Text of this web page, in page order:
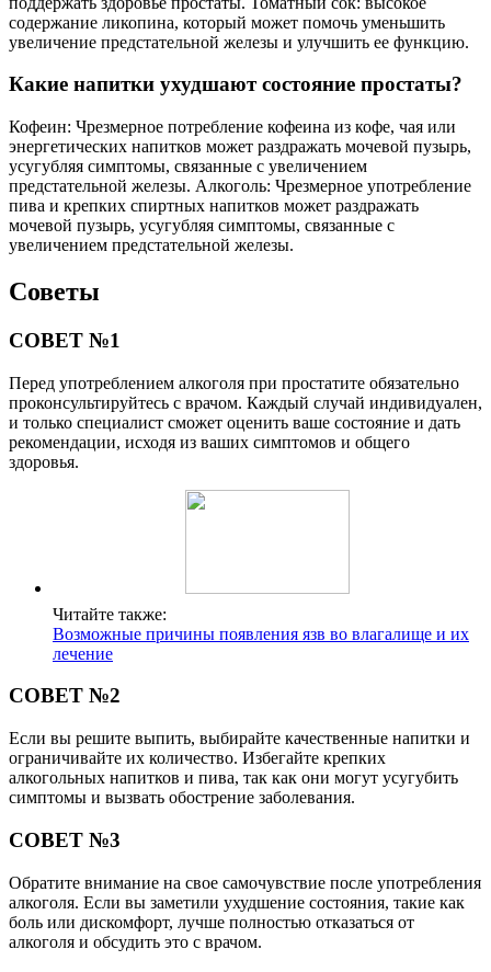
содержание ликопина, который может помочь уменьшить
увеличение предстательной железы и улучшить ее функцию.
Какие напитки ухудшают состояние простаты?
Кофеин: Чрезмерное потребление кофеина из кофе, чая или
энергетических напитков может раздражать мочевой пузырь,
усугубляя симптомы, связанные с увеличением
предстательной железы. Алкоголь: Чрезмерное употребление
пива и крепких спиртных напитков может раздражать
мочевой пузырь, усугубляя симптомы, связанные с
увеличением предстательной железы.
Советы
СОВЕТ №1
Перед употреблением алкоголя при простатите обязательно
проконсультируйтесь с врачом. Каждый случай индивидуален,
и только специалист сможет оценить ваше состояние и дать
рекомендации, исходя из ваших симптомов и общего
здоровья.
Читайте также:
Возможные причины появления язв во влагалище и их
лечение
СОВЕТ №2
Если вы решите выпить, выбирайте качественные напитки и
ограничивайте их количество. Избегайте крепких
алкогольных напитков и пива, так как они могут усугубить
симптомы и вызвать обострение заболевания.
СОВЕТ №3
Обратите внимание на свое самочувствие после употребления
алкоголя. Если вы заметили ухудшение состояния, такие как
боль или дискомфорт, лучше полностью отказаться от
алкоголя и обсудить это с врачом.